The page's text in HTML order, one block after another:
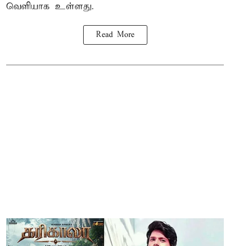
வெளியாக உள்ளது.
Read More